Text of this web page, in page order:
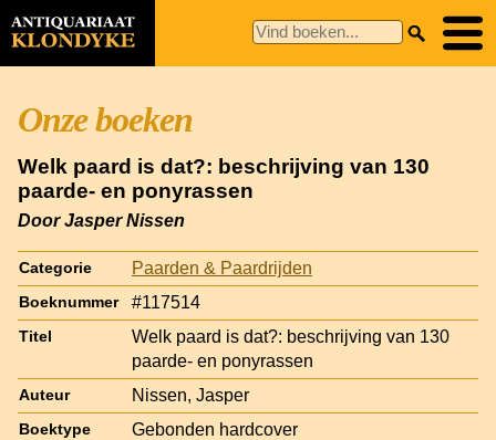
Onze boeken
Welk paard is dat?: beschrijving van 130
paarde- en ponyrassen
Door Jasper Nissen
Categorie Paarden & Paardrijden
Boeknummer #117514
Titel
Welk paard is dat?: beschrijving van 130
paarde- en ponyrassen
Auteur Nissen, Jasper
Boektype Gebonden hardcover